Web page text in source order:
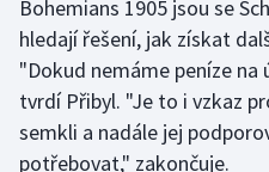
Lyže a snowboard
Moderní pětiboj
Motorsport
Bohemians 1905 jsou se
hledají řešení, jak získat
"Dokud nemáme peníze
tvrdí Přibyl. "Je to i vzkaz
semkli a nadále jej
potřebovat," zakončuje.